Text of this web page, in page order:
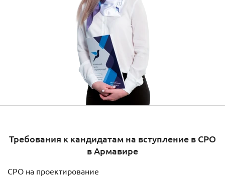
Требования к кандидатам на вступление в СРО
в Армавире
СРО на проектирование